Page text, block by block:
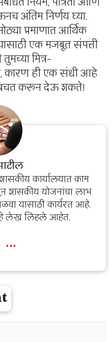
अंतिम निर्णय घ्या.
प्रमाणात आर्थिक
एक मजबूत संपत्ती
मित्र-
कारण ही एक संधी आहे
बचत करून देऊ शकते!
कार्यालयात काम
शासकीय योजनांचा लाभ
यासाठी कार्यरत आहे.
लेख लिहले आहेत.
...